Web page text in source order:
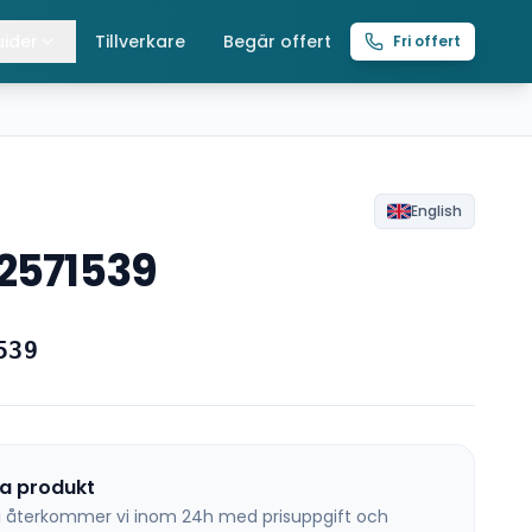
Tillverkare Begär offert Fri offert
English
produkt
återkommer vi inom 24h med prisuppgift och